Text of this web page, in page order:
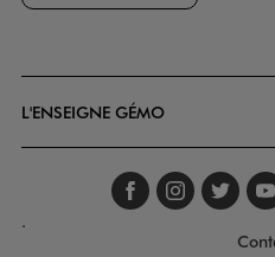
L'ENSEIGNE GÉMO
Suivez-
.